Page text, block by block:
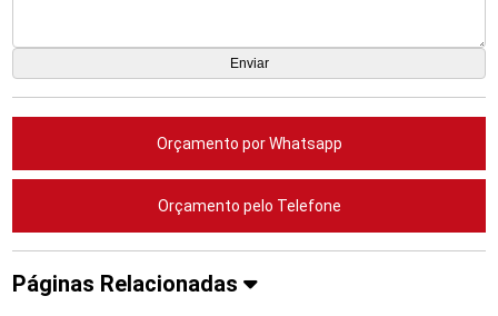
Orçamento por Whatsapp
Orçamento pelo Telefone
Páginas Relacionadas